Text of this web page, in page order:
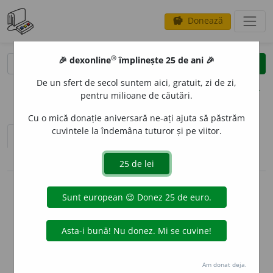
savings Donează
clear
opțiuni
sinteza definițiilor (1)
definiții (19)
pronunție volume_up
info
Aceste definiții sunt compilate de
echipa dexonline. Definițiile
originale se află pe filadefiniții.
Puteți reordona filele pe pagina de
🎉 dexonline® împlinește 25 de ani 🎉
De un sfert de secol suntem aici, gratuit, zi de zi,
pentru milioane de căutări.
Cu o mică donație aniversară ne-ați ajuta să păstrăm
cuvintele la îndemâna tuturor și pe viitor.
Am donat deja.